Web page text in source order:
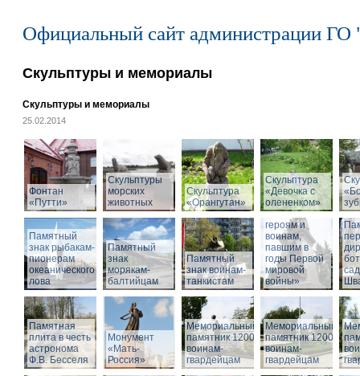
Официальный сайт администрации ГО
Скульптуры и мемориалы
Скульптуры и мемориалы
25.02.2014
Фонтан
«Путти»
Скульптуры
морских
животных
Скульптура
«Орангутан»
Скульптура
«Девочка с
олененком»
Памятный
знак рыбакам-
пионерам
океанического
лова
Памятный
знак
морякам-
балтийцам
Памятный
знак воинам-
танкистам
Памятник
«Российским
героям и
воинам,
павшим в
годы Первой
мировой
войны»
Памятная
плита в честь
астронома
Ф.В. Бесселя
Монумент
«Мать-
Россия»
Мемориальный
памятник 1200
воинам-
гвардейцам
Мемориальный
памятник 1200
воинам-
гвардейцам